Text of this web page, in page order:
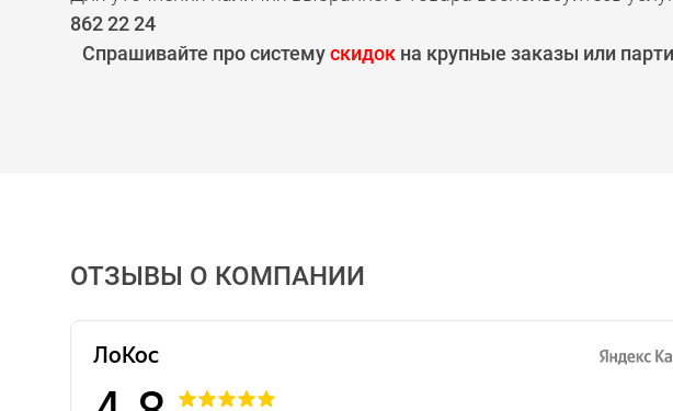
862 22 24
Спрашивайте про системускидок на крупные заказы или
ОТЗЫВЫ О КОМПАНИИ